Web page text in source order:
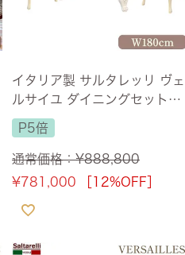
イタリア製 サルタレッリ ヴェ
ルサイユ ダイニングセット5P
4人掛け アイボリー 幅180c
m 【送料無料】
P5倍
通常価格：¥888,800
¥781,000 ［12%OFF］